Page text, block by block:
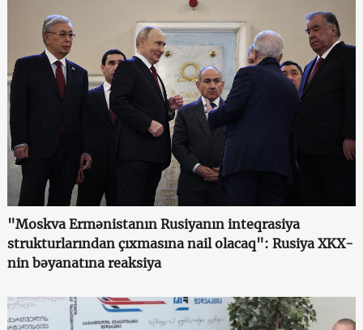
"Moskva Ermənistanın Rusiyanın inteqrasiya
strukturlarından çıxmasına nail olacaq": Rusiya XKX-
nin bəyanatına reaksiya